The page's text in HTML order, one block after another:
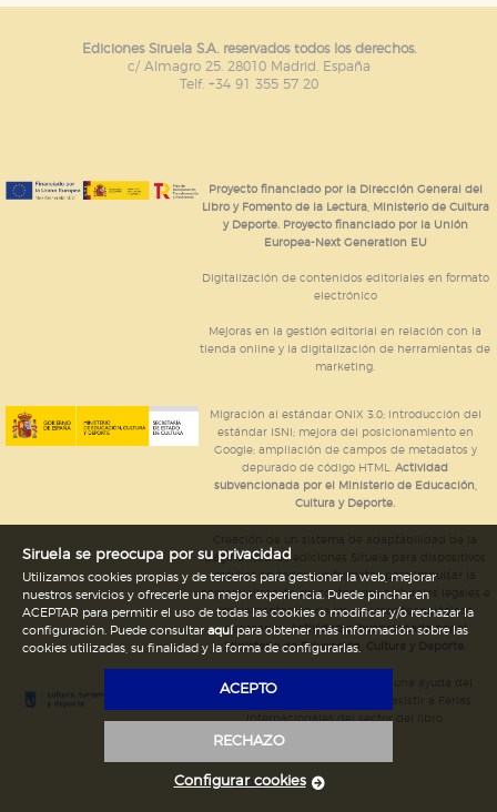
Ediciones Siruela S.A. reservados todos los derechos.
c/ Almagro 25. 28010 Madrid. España
Telf. +34 91 355 57 20
Proyecto financiado por la Dirección General del
Libro y Fomento de la Lectura, Ministerio de Cultura
y Deporte. Proyecto financiado por la Unión
Europea-Next Generation EU
Digitalización de contenidos editoriales en formato
electrónico
Mejoras en la gestión editorial en relación con la
tienda online y la digitalización de herramientas de
marketing.
Migración al estándar ONIX 3.0; introducción del
estándar ISNI; mejora del posicionamiento en
Google; ampliación de campos de metadatos y
depurado de código HTML.Actividad
subvencionada por el Ministerio de Educación,
Cultura y Deporte.
página web de ediciones Siruela para dispositivos
móviles en todos sus formatos para impulsar la
comercialización de contenidos culturales legales e
implementación de los recursos tecnológicos
necesarios.Actividad subvencionada por el
Ministerio de Educación, Cultura y Deporte.
Ediciones Siruela ha percibido una ayuda del
Internacionales del sector del libro.
Legal
Siruela se preocupa por su privacidad
Utilizamos cookies propias y de terceros para gestionar la web, mejorar
nuestros servicios y ofrecerle una mejor experiencia. Puede pinchar en
ACEPTAR para permitir el uso de todas las cookies o modificar y/o rechazar la
configuración. Puede consultar aquípara obtener más información sobre las
cookies utilizadas, su finalidad y la forma de configurarlas.
ACEPTO
RECHAZO
Configurar cookies